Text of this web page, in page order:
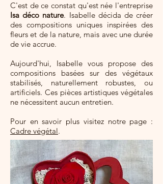
C'est de ce constat qu'est née l'entreprise
Isa déco nature. Isabelle décida de créer
des compositions uniques inspirées des
fleurs et de la nature, mais avec une durée
de vie accrue.
Aujourd'hui, Isabelle vous propose des
compositions basées sur des végétaux
stabilisés, naturellement robustes, ou
artificiels. Ces pièces artistiques végétales
ne nécessitent aucun entretien.
Pour en savoir plus visitez notre page :
Cadre végétal.